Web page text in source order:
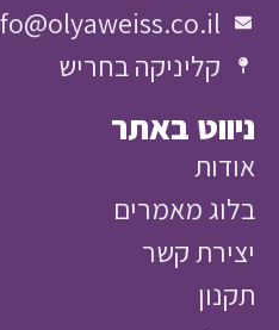
info@olyaweiss.co.il
קליניקה בחריש
באתר
מאמרים
קשר